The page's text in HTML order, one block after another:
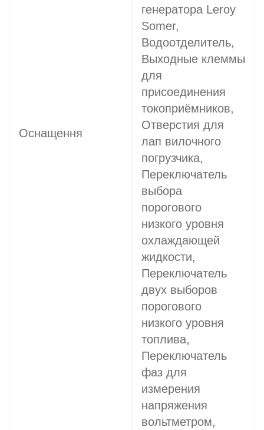
Оснащення
генератора Leroy
Somer,
Водоотделитель,
Выходные клеммы
для
присоединения
токоприёмников,
Отверстия для
лап вилочного
погрузчика,
Переключатель
выбора
порогового
низкого уровня
охлаждающей
жидкости,
Переключатель
двух выборов
порогового
низкого уровня
топлива,
Переключатель
фаз для
измерения
напряжения
вольтметром,